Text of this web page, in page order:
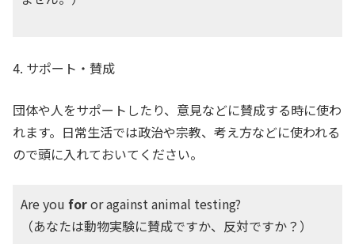
4. サポート・賛成
団体や人をサポートしたり、意見などに賛成する時に使わ
れます。日常生活では政治や宗教、考え方などに使われる
ので頭に入れておいてください。
Are you foror against animal testing?
（あなたは動物実験に賛成ですか、反対ですか？）